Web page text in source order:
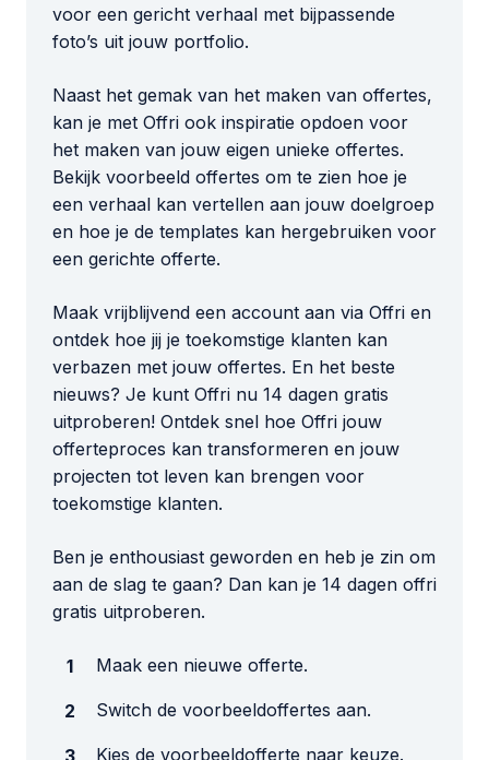
voor een gericht verhaal met bijpassende
foto’s uit jouw portfolio.
Naast het gemak van het maken van offertes,
kan je met Offri ook inspiratie opdoen voor
het maken van jouw eigen unieke offertes.
Bekijk voorbeeld offertes om te zien hoe je
een verhaal kan vertellen aan jouw doelgroep
en hoe je de templates kan hergebruiken voor
een gerichte offerte.
Maak vrijblijvend een account aan via Offri en
ontdek hoe jij je toekomstige klanten kan
verbazen met jouw offertes. En het beste
nieuws? Je kunt Offri nu 14 dagen gratis
uitproberen! Ontdek snel hoe Offri jouw
offerteproces kan transformeren en jouw
projecten tot leven kan brengen voor
toekomstige klanten.
Ben je enthousiast geworden en heb je zin om
aan de slag te gaan? Dan kan je 14 dagen offri
gratis uitproberen.
Maak een nieuwe offerte.
Switch de voorbeeldoffertes aan.
Kies de voorbeeldofferte naar keuze.